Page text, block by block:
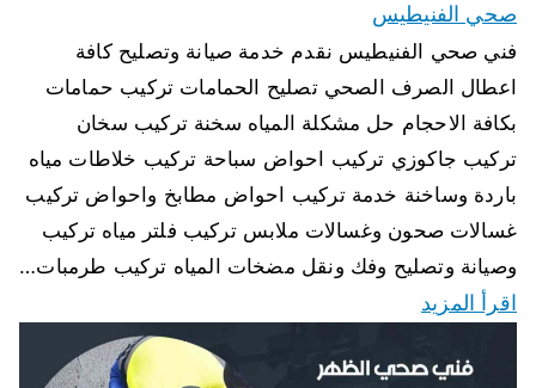
صحي الفنيطيس
فني صحي الفنيطيس نقدم خدمة صيانة وتصليح كافة
اعطال الصرف الصحي تصليح الحمامات تركيب حمامات
بكافة الاحجام حل مشكلة المياه سخنة تركيب سخان
تركيب جاكوزي تركيب احواض سباحة تركيب خلاطات مياه
باردة وساخنة خدمة تركيب احواض مطابخ واحواض تركيب
غسالات صحون وغسالات ملابس تركيب فلتر مياه تركيب
وصيانة وتصليح وفك ونقل مضخات المياه تركيب طرمبات…
اقرأ المزيد